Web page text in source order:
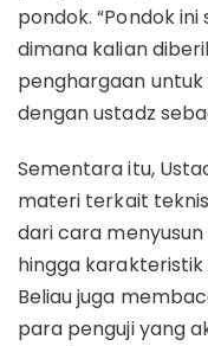
pondok. “Pondok
dimana kalian
penghargaan
dengan ustadz
Sementara itu,
materi terkait
dari cara
hingga karakteristik
Beliau juga
para penguji yang